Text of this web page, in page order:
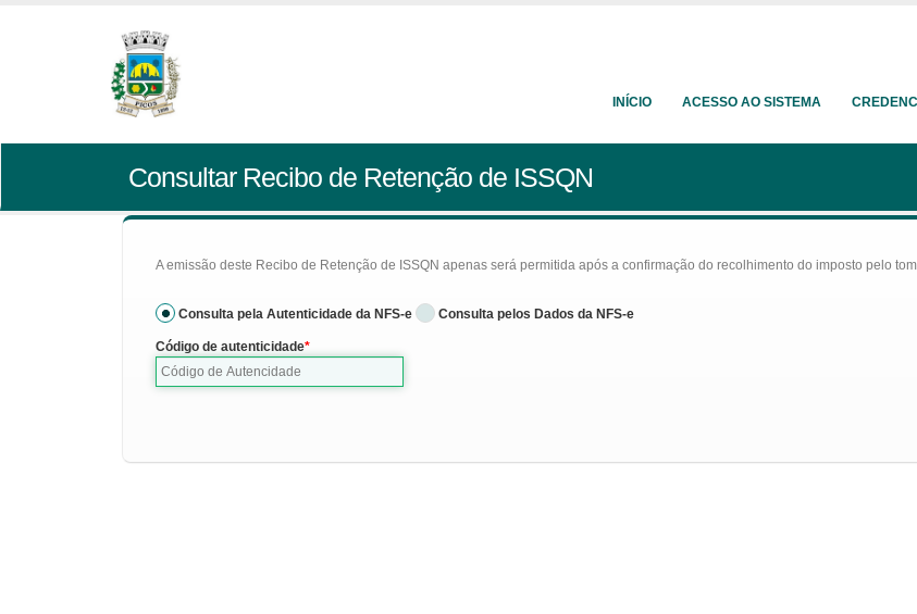
INÍCIO ACESSO AO SISTEMA
Consultar Recibo de Retenção de ISSQN
A emissão deste Recibo de Retenção de ISSQN apenas será permitida após a confirmação do recolhimento do imposto pelo
Consulta pela Autenticidade da NFS-e Consulta pelos Dados da NFS-e
Código de autenticidade